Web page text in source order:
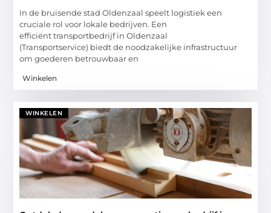
In de bruisende stad Oldenzaal speelt logistiek een
cruciale rol voor lokale bedrijven. Een
efficiënt transportbedrijf in Oldenzaal
(Transportservice) biedt de noodzakelijke infrastructuur
om goederen betrouwbaar en
Winkelen
WINKELEN